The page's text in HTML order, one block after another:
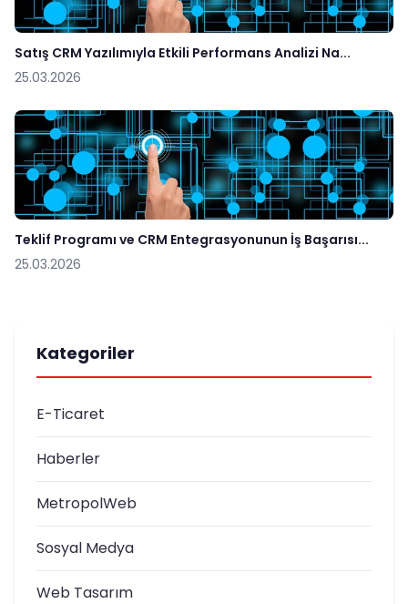
Satış CRM Yazılımıyla Etkili Performans Analizi Na...
25.03.2026
Teklif Programı ve CRM Entegrasyonunun İş Başarısı...
25.03.2026
Kategoriler
E-Ticaret
Haberler
MetropolWeb
Sosyal Medya
Web Tasarım